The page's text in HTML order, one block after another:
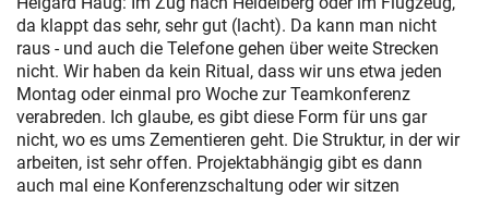
da klappt das sehr, sehr gut (lacht). Da kann man nicht
raus - und auch die Telefone gehen über weite Strecken
nicht. Wir haben da kein Ritual, dass wir uns etwa jeden
Montag oder einmal pro Woche zur Teamkonferenz
verabreden. Ich glaube, es gibt diese Form für uns gar
nicht, wo es ums Zementieren geht. Die Struktur, in der wir
arbeiten, ist sehr offen. Projektabhängig gibt es dann
auch mal eine Konferenzschaltung oder wir sitzen